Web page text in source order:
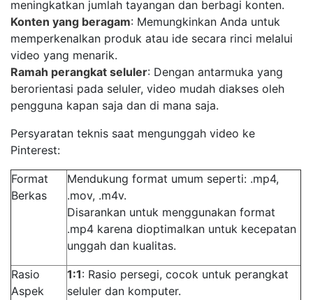
meningkatkan jumlah tayangan dan berbagi konten.
Konten yang beragam: Memungkinkan Anda untuk
memperkenalkan produk atau ide secara rinci melalui
video yang menarik.
Ramah perangkat seluler: Dengan antarmuka yang
berorientasi pada seluler, video mudah diakses oleh
pengguna kapan saja dan di mana saja.
Persyaratan teknis saat mengunggah video ke
Pinterest:
Format
Berkas
Mendukung format umum seperti: .mp4,
.mov, .m4v.
Disarankan untuk menggunakan format
.mp4 karena dioptimalkan untuk kecepatan
unggah dan kualitas.
Rasio
Aspek
1:1: Rasio persegi, cocok untuk perangkat
seluler dan komputer.